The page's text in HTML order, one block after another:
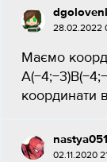
28.02.2022
Маємо
координати
02.11.2020